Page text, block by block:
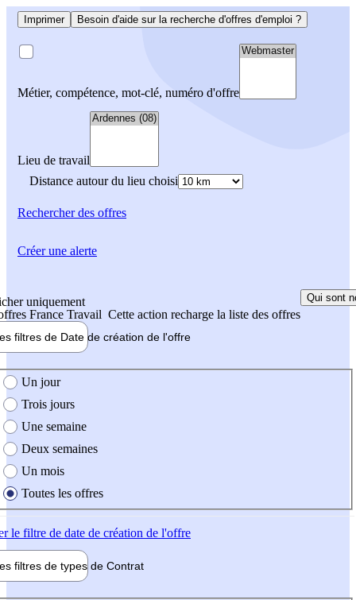
Imprimer Besoin d'aide sur la recherche d'offres d'emploi ?
Métier, compétence, mot-clé, numéro d'offre
Lieu de travail
Distance autour du lieu choisi
Rechercherdes offres
uniquement
France Travail Cette action recharge la liste des offres
Qui sont
filtres de Date de création de l'offre
création de l'offre
Un jour
Trois jours
Une semaine
Deux semaines
Un mois
Toutes les offres
le filtre de date de création de l'offre
filtres de types de Contrat
Créer une alerte